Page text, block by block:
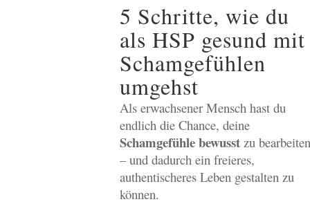
5 Schritte, wie du
als HSP gesund mit
Schamgefühlen
umgehst
Als erwachsener Mensch hast du
endlich die Chance, deine
Schamgefühle bewusstzu bearbeiten
– und dadurch ein freieres,
authentischeres Leben gestalten zu
können.